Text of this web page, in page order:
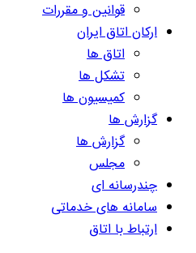
قوانین و مقررات
ارکان اتاق ایران
اتاق ها
تشکل ها
کمیسیون ها
گزارش ها
گزارش ها
مجلس
چندرسانه ای
سامانه های خدماتی
ارتباط با اتاق